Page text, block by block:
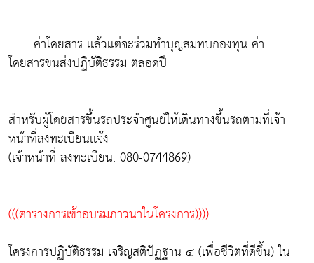
------ค่าโดยสาร เเล้วเเต่จะร่วมทำบุญสมทบกองทุน ค่า
โดยสารขนส่งปฏิบัติธรรม ตลอดปี------
สำหรับผู้โดยสารขึ้นรถประจำศูนย์ให้เดินทางขึ้นรถตามที่เจ้า
หน้าที่ลงทะเบียนเเจ้ง
(เจ้าหน้าที่ ลงทะเบียน. 080-0744869)
(((ตารางการเข้าอบรมภาวนาในโครงการ))))
โครงการปฏิบัติธรรม เจริญสติปัฏฐาน ๔ (เพื่อชีวิตที่ดีขึ้น) ใน